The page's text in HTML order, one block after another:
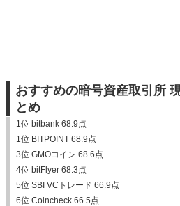
おすすめの暗号資産取引所
とめ
1位 bitbank 68.9点
1位 BITPOINT 68.9点
3位 GMOコイン 68.6点
4位 bitFlyer 68.3点
5位 SBI VCトレード 66.9点
6位 Coincheck 66.5点